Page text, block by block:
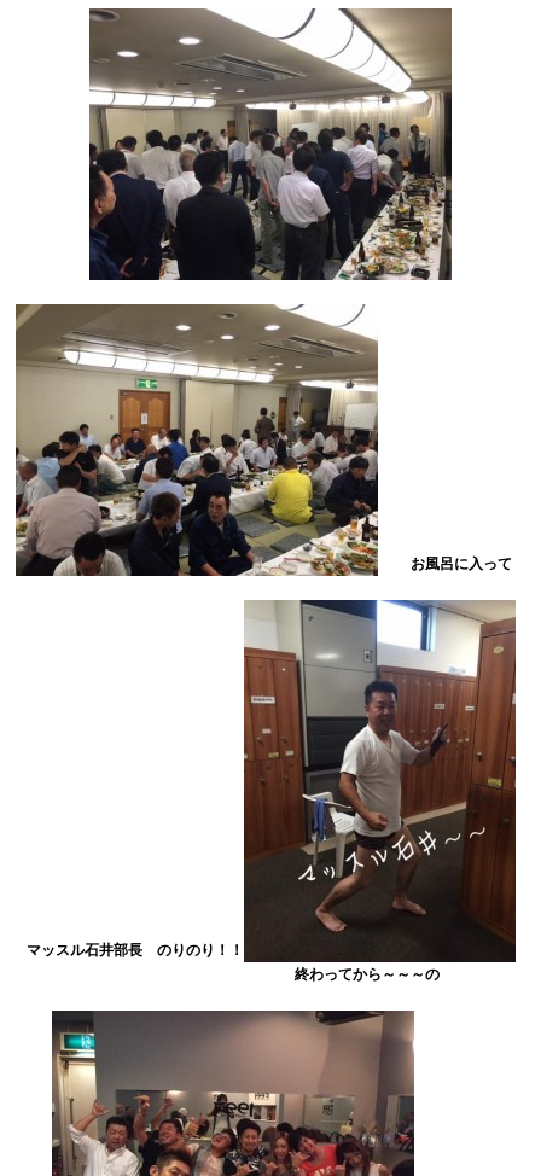
お風呂に入って
マッスル石井部長 のりのり！！
終わってから～～～の